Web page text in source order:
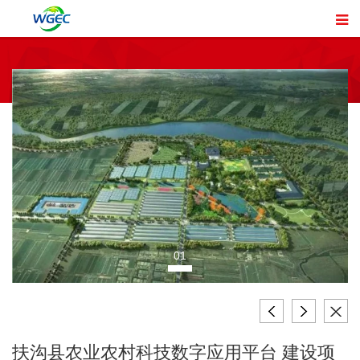
01
扶沟县农业农村科技数字应用平台 建设项